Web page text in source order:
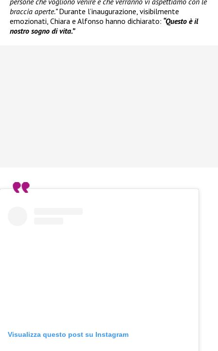
braccia aperte.”Durante l’inaugurazione, visibilmente
emozionati, Chiara e Alfonso hanno dichiarato: “Questo è il
nostro sogno di vita.”
Visualizza questo post su Instagram